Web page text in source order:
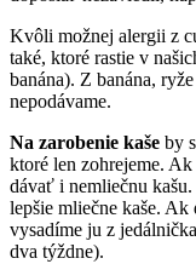
Kvôli možnej alergii z
také, ktoré rastie v
banána). Z banána,
nepodávame.
Na zarobenie kaše by
ktoré len zohrejeme.
dávať i nemliečnu
lepšie mliečne kaše.
vysadíme ju z
dva týždne).